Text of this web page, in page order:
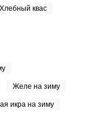
Хлебный квас
Желе на зиму
икра на зиму